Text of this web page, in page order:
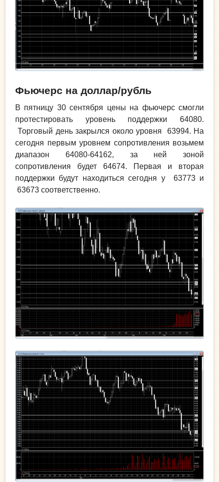
Фьючерс на доллар/рубль
В пятницу 30 сентября цены на фьючерс смогли
протестировать уровень поддержки 64080.
Торговый день закрылся около уровня 63994. На
сегодня первым уровнем сопротивления возьмем
диапазон 64080-64162, за ней зоной
сопротивления будет 64674. Первая и вторая
поддержки будут находиться сегодня у 63773 и
63673 соответственно.